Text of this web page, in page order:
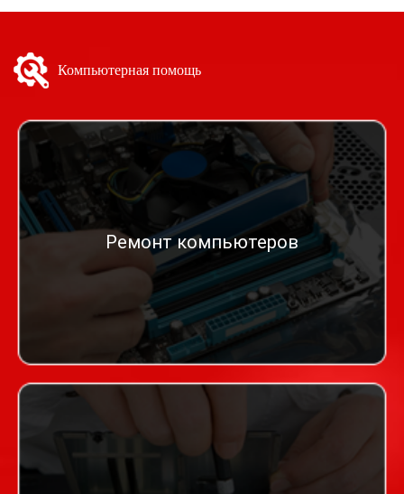
Компьютерная помощь
Ремонт компьютеров